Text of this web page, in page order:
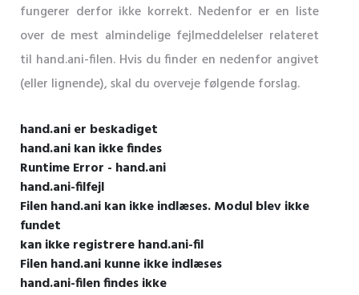
fungerer derfor ikke korrekt. Nedenfor er en liste
over de mest almindelige fejlmeddelelser relateret
til hand.ani-filen. Hvis du finder en nedenfor angivet
(eller lignende), skal du overveje følgende forslag.
hand.ani er beskadiget
hand.ani kan ikke findes
Runtime Error - hand.ani
hand.ani-filfejl
Filen hand.ani kan ikke indlæses. Modul blev ikke
fundet
kan ikke registrere hand.ani-fil
Filen hand.ani kunne ikke indlæses
hand.ani-filen findes ikke